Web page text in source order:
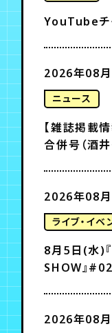
YouTubeチ
2026年08
ニュース
【雑誌掲載
合併号（酒
2026年08
ライブ・イベ
8月5日(水)
SHOW』
2026年08